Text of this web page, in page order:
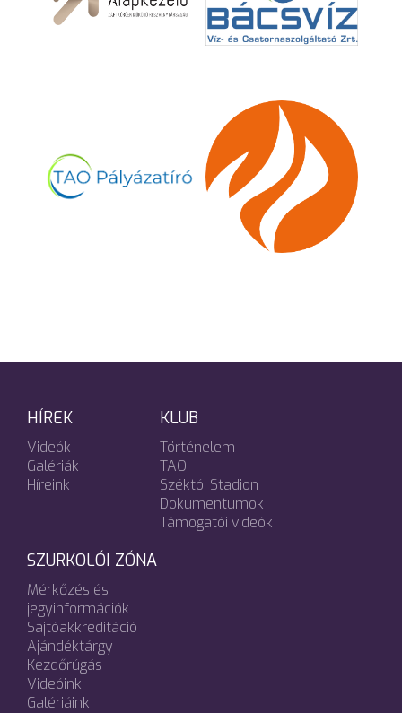
HÍREK
Videók
Galériák
Híreink
KLUB
Történelem
TAO
Széktói Stadion
Dokumentumok
Támogatói videók
SZURKOLÓI ZÓNA
Mérkőzés és
jegyinformációk
Sajtóakkreditáció
Ajándéktárgy
Kezdőrúgás
Videóink
Galériáink